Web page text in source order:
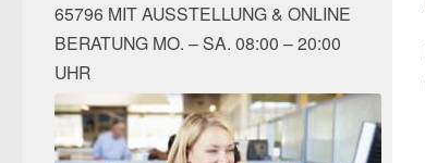
65796 MIT AUSSTELLUNG & ONLINE
BERATUNG MO. – SA. 08:00 – 20:00
UHR